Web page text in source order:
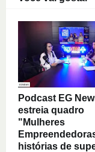
Podcast EG
estreia quadro
"Mulheres
histórias de